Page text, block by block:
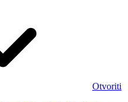
Otvoriti